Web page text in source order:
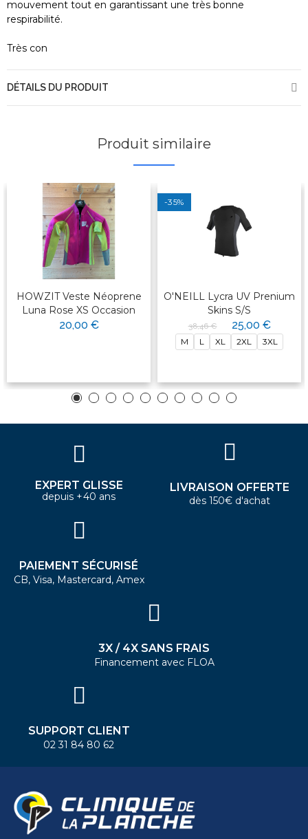
mouvement tout en garantissant une très bonne
respirabilité.
Très con
DÉTAILS DU PRODUIT
Produit similaire
HOWZIT Veste Néoprene
Luna Rose XS Occasion
20,00 €
-35%
O'NEILL Lycra UV Prenium
Skins S/S
38,46 € 25,00 €
M L XL 2XL 3XL
EXPERT GLISSE
depuis +40 ans
LIVRAISON OFFERTE
dès 150€ d'achat
PAIEMENT SÉCURISÉ
CB, Visa, Mastercard, Amex
3X / 4X SANS FRAIS
Financement avec FLOA
SUPPORT CLIENT
02 31 84 80 62